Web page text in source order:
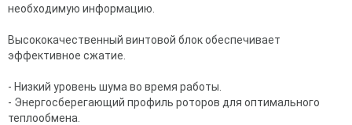
необходимую информацию.
Высококачественный винтовой блок обеспечивает
эффективное сжатие.
- Низкий уровень шума во время работы.
- Энергосберегающий профиль роторов для оптимального
теплообмена.